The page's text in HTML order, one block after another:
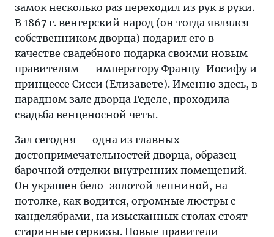
замок несколько раз переходил из рук в руки.
В 1867 г. венгерский народ (он тогда являлся
собственником дворца) подарил его в
качестве свадебного подарка своими новым
правителям — императору Францу-Иосифу и
принцессе Сисси (Елизавете). Именно здесь, в
парадном зале дворца Геделе, проходила
свадьба венценосной четы.
Зал сегодня — одна из главных
достопримечательностей дворца, образец
барочной отделки внутренних помещений.
Он украшен бело-золотой лепниной, на
потолке, как водится, огромные люстры с
канделябрами, на изысканных столах стоят
старинные сервизы. Новые правители